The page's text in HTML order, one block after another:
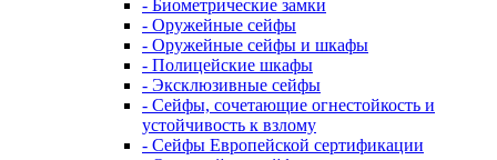
- Биометрические замки
- Оружейные сейфы
- Оружейные сейфы и шкафы
- Полицейские шкафы
- Эксклюзивные сейфы
- Сейфы, сочетающие огнестойкость и
устойчивость к взлому
- Сейфы Европейской сертификации